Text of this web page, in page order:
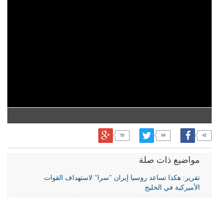
42
64
55
مواضيع ذات صلة
تقرير: هكذا تساعد روسيا إيران "سرا" لاستهداف القوات
الأميركية في الخليج